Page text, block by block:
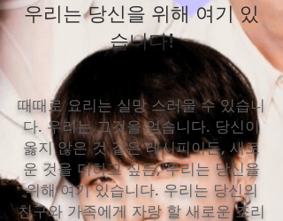
우리는 당신을 위해 여기 있
습니다!
때때로 요리는 실망 스러울 수 있습니
다. 우리는 그것을 얻습니다. 당신이
옳지 않은 것 같은 레시피이든, 새로
운 것을 더하고 싶든, 우리는 당신을
위해 여기 있습니다. 우리는 당신의
친구와 가족에게 자랑 할 새로운 조리